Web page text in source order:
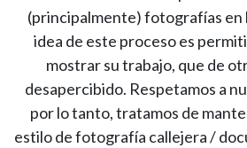
(principalmente) fotografías en
idea de este proceso es
mostrar su trabajo, que de
desapercibido. Respetamos a
por lo tanto, tratamos de
estilo de fotografía callejera /